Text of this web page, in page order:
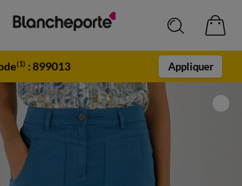
(1) :899013 Appliquer